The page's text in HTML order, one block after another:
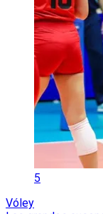
5
Vóley